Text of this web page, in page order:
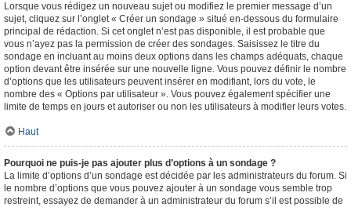
Lorsque vous rédigez un nouveau sujet ou modifiez le premier message d’un
sujet, cliquez sur l’onglet « Créer un sondage » situé en-dessous du formulaire
principal de rédaction. Si cet onglet n’est pas disponible, il est probable que
vous n’ayez pas la permission de créer des sondages. Saisissez le titre du
sondage en incluant au moins deux options dans les champs adéquats, chaque
option devant être insérée sur une nouvelle ligne. Vous pouvez définir le nombre
d’options que les utilisateurs peuvent insérer en modifiant, lors du vote, le
nombre des « Options par utilisateur ». Vous pouvez également spécifier une
limite de temps en jours et autoriser ou non les utilisateurs à modifier leurs votes.
Haut
Pourquoi ne puis-je pas ajouter plus d’options à un sondage ?
La limite d’options d’un sondage est décidée par les administrateurs du forum. Si
le nombre d’options que vous pouvez ajouter à un sondage vous semble trop
restreint, essayez de demander à un administrateur du forum s’il est possible de